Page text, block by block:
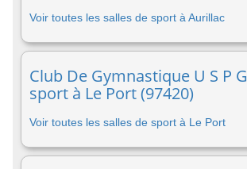
Voir toutes les salles de sport à Aurillac
Club De Gymnastique U S P
sport à Le Port (97420)
Voir toutes les salles de sport à Le Port